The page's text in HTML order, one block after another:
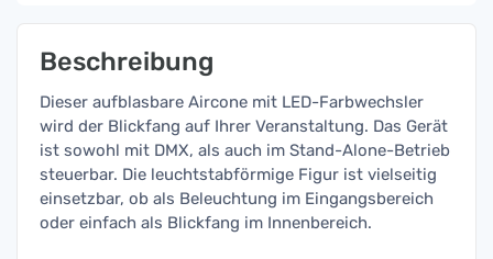
Beschreibung
Dieser aufblasbare Aircone mit LED-Farbwechsler
wird der Blickfang auf Ihrer Veranstaltung. Das Gerät
ist sowohl mit DMX, als auch im Stand-Alone-Betrieb
steuerbar. Die leuchtstabförmige Figur ist vielseitig
einsetzbar, ob als Beleuchtung im Eingangsbereich
oder einfach als Blickfang im Innenbereich.